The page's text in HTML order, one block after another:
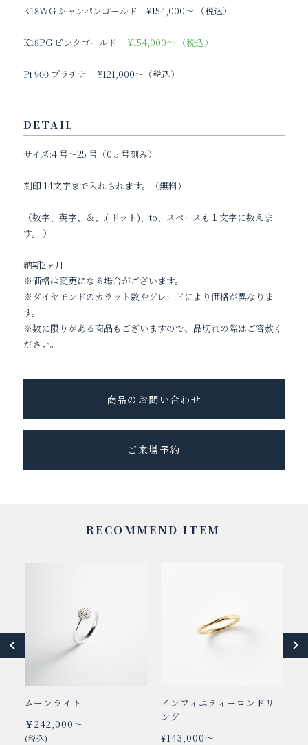
K18WG シャンパンゴールド ¥154,000～ （税込）
K18PG ピンクゴールド ¥154,000～ （税込）
Pt 900 プラチナ ¥121,000～（税込）
DETAIL
サイズ:4 号～25 号（0.5 号刻み）
刻印 14文字まで入れられます。（無料）
（数字、英字、＆、.( ドット)、to、スペースも１文字に数えま
す。 ）
納期2ヶ月
※価格は変更になる場合がございます。
※ダイヤモンドのカラット数やグレードにより価格が異なりま
す。
※数に限りがある商品もございますので、品切れの際はご容赦く
ださい。
商品のお問い合わせ
ご来場予約
RECOMMEND ITEM
ムーンライト
￥242,000～
(税込)
インフィニティーロンドリ
ング
¥143,000～